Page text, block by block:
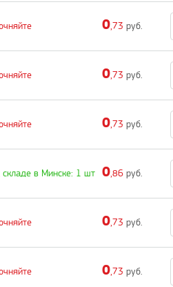
0,73 руб.
0,73 руб.
0,73 руб.
складе в Минске: 1 шт 0,86 руб.
0,73 руб.
0,73 руб.